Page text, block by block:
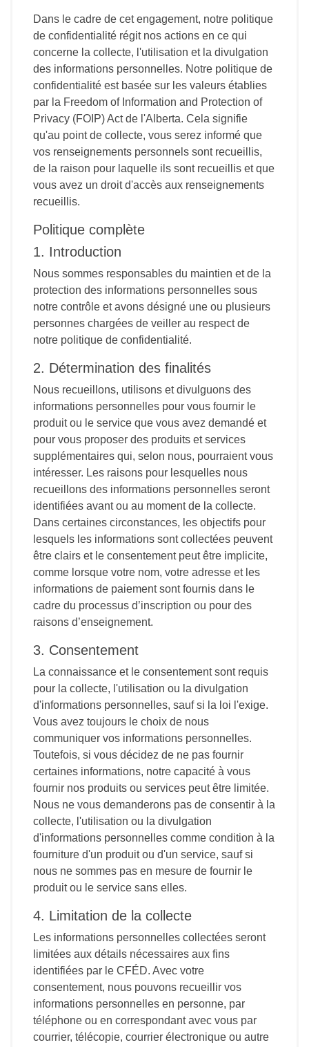
Dans le cadre de cet engagement, notre politique
de confidentialité régit nos actions en ce qui
concerne la collecte, l'utilisation et la divulgation
des informations personnelles. Notre politique de
confidentialité est basée sur les valeurs établies
par la Freedom of Information and Protection of
Privacy (FOIP) Act de l'Alberta. Cela signifie
qu'au point de collecte, vous serez informé que
vos renseignements personnels sont recueillis,
de la raison pour laquelle ils sont recueillis et que
vous avez un droit d'accès aux renseignements
recueillis.
Politique complète
1. Introduction
Nous sommes responsables du maintien et de la
protection des informations personnelles sous
notre contrôle et avons désigné une ou plusieurs
personnes chargées de veiller au respect de
notre politique de confidentialité.
2. Détermination des finalités
Nous recueillons, utilisons et divulguons des
informations personnelles pour vous fournir le
produit ou le service que vous avez demandé et
pour vous proposer des produits et services
supplémentaires qui, selon nous, pourraient vous
intéresser. Les raisons pour lesquelles nous
recueillons des informations personnelles seront
identifiées avant ou au moment de la collecte.
Dans certaines circonstances, les objectifs pour
lesquels les informations sont collectées peuvent
être clairs et le consentement peut être implicite,
comme lorsque votre nom, votre adresse et les
informations de paiement sont fournis dans le
cadre du processus d’inscription ou pour des
raisons d’enseignement.
3. Consentement
La connaissance et le consentement sont requis
pour la collecte, l'utilisation ou la divulgation
d'informations personnelles, sauf si la loi l'exige.
Vous avez toujours le choix de nous
communiquer vos informations personnelles.
Toutefois, si vous décidez de ne pas fournir
certaines informations, notre capacité à vous
fournir nos produits ou services peut être limitée.
Nous ne vous demanderons pas de consentir à la
collecte, l'utilisation ou la divulgation
d'informations personnelles comme condition à la
fourniture d'un produit ou d'un service, sauf si
nous ne sommes pas en mesure de fournir le
produit ou le service sans elles.
4. Limitation de la collecte
Les informations personnelles collectées seront
limitées aux détails nécessaires aux fins
identifiées par le CFÉD. Avec votre
consentement, nous pouvons recueillir vos
informations personnelles en personne, par
téléphone ou en correspondant avec vous par
courrier, télécopie, courrier électronique ou autre